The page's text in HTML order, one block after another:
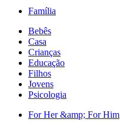
Família
Bebês
Casa
Crianças
Educação
Filhos
Jovens
Psicologia
For Her &amp; For Him